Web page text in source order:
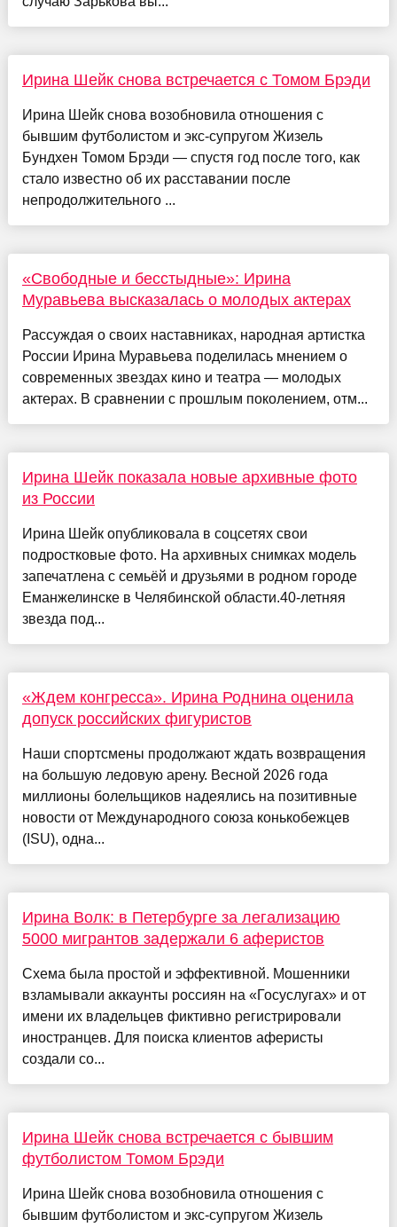
Ирина Шейк снова встречается с Томом Брэди
Ирина Шейк снова возобновила отношения с
бывшим футболистом и экс-супругом Жизель
Бундхен Томом Брэди — спустя год после того, как
стало известно об их расставании после
непродолжительного ...
«Свободные и бесстыдные»: Ирина
Муравьева высказалась о молодых актерах
Рассуждая о своих наставниках, народная артистка
России Ирина Муравьева поделилась мнением о
современных звездах кино и театра — молодых
актерах. В сравнении с прошлым поколением, отм...
Ирина Шейк показала новые архивные фото
из России
Ирина Шейк опубликовала в соцсетях свои
подростковые фото. На архивных снимках модель
запечатлена с семьёй и друзьями в родном городе
Еманжелинске в Челябинской области.40-летняя
звезда под...
«Ждем конгресса». Ирина Роднина оценила
допуск российских фигуристов
Наши спортсмены продолжают ждать возвращения
на большую ледовую арену. Весной 2026 года
миллионы болельщиков надеялись на позитивные
новости от Международного союза конькобежцев
(ISU), одна...
Ирина Волк: в Петербурге за легализацию
5000 мигрантов задержали 6 аферистов
Схема была простой и эффективной. Мошенники
взламывали аккаунты россиян на «Госуслугах» и от
имени их владельцев фиктивно регистрировали
иностранцев. Для поиска клиентов аферисты
создали со...
Ирина Шейк снова встречается с бывшим
футболистом Томом Брэди
Ирина Шейк снова возобновила отношения с
бывшим футболистом и экс-супругом Жизель